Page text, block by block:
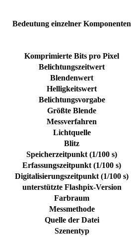
Bedeutung einzelner Komponenten
Komprimierte Bits pro Pixel
Belichtungszeitwert
Blendenwert
Helligkeitswert
Belichtungsvorgabe
Größte Blende
Messverfahren
Lichtquelle
Blitz
Speicherzeitpunkt (1/100 s)
Erfassungszeitpunkt (1/100 s)
Digitalisierungszeitpunkt (1/100 s)
unterstützte Flashpix-Version
Farbraum
Messmethode
Quelle der Datei
Szenentyp